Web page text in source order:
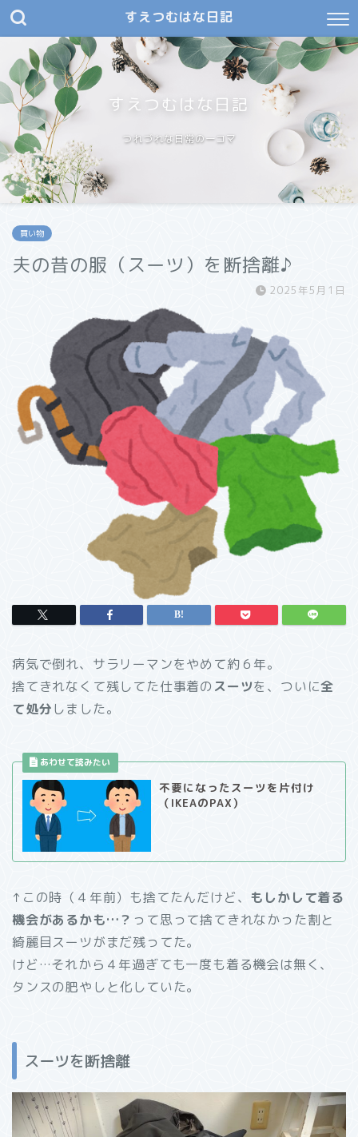
すえつむはな日記
すえつむはな日記
つれづれな日常の一コマ
買い物
夫の昔の服（スーツ）を断捨離♪
2025年5月1日
病気で倒れ、サラリーマンをやめて約６年。
捨てきれなくて残してた仕事着の スーツを、ついに全
て処分しました。
不要になったスーツを片付け
（IKEAのPAX）
↑この時（４年前）も捨てたんだけど、 もしかして着る
機会があるかも…？ って思って捨てきれなかった割と
綺麗目スーツがまだ残ってた。
けど…それから４年過ぎても一度も着る機会は無く、
タンスの肥やしと化していた。
スーツを断捨離